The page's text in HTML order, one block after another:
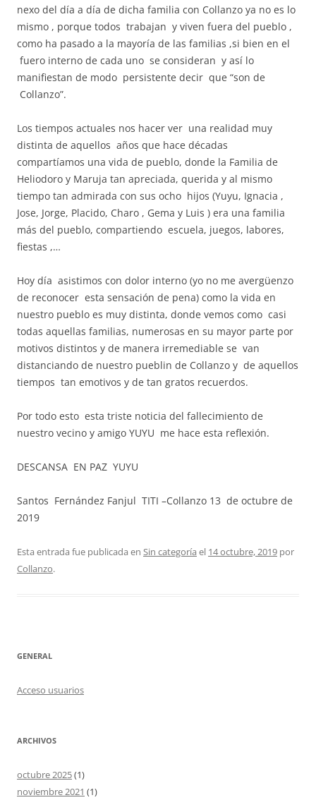
nexo del día a día de dicha familia con Collanzo ya no es lo
mismo , porque todos trabajan y viven fuera del pueblo ,
como ha pasado a la mayoría de las familias ,si bien en el
fuero interno de cada uno se consideran y así lo
manifiestan de modo persistente decir que “son de
Collanzo”.
Los tiempos actuales nos hacer ver una realidad muy
distinta de aquellos años que hace décadas
compartíamos una vida de pueblo, donde la Familia de
Heliodoro y Maruja tan apreciada, querida y al mismo
tiempo tan admirada con sus ocho hijos (Yuyu, Ignacia ,
Jose, Jorge, Placido, Charo , Gema y Luis ) era una familia
más del pueblo, compartiendo escuela, juegos, labores,
fiestas ,…
Hoy día asistimos con dolor interno (yo no me avergüenzo
de reconocer esta sensación de pena) como la vida en
nuestro pueblo es muy distinta, donde vemos como casi
todas aquellas familias, numerosas en su mayor parte por
motivos distintos y de manera irremediable se van
distanciando de nuestro pueblin de Collanzo y de aquellos
tiempos tan emotivos y de tan gratos recuerdos.
Por todo esto esta triste noticia del fallecimiento de
nuestro vecino y amigo YUYU me hace esta reflexión.
DESCANSA EN PAZ YUYU
Santos Fernández Fanjul TITI –Collanzo 13 de octubre de
2019
Esta entrada fue publicada en Sin categoría el 14 octubre, 2019 por
Collanzo.
GENERAL
Acceso usuarios
ARCHIVOS
octubre 2025(1)
noviembre 2021 (1)